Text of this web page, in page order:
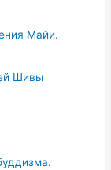
Майи.
Шивы